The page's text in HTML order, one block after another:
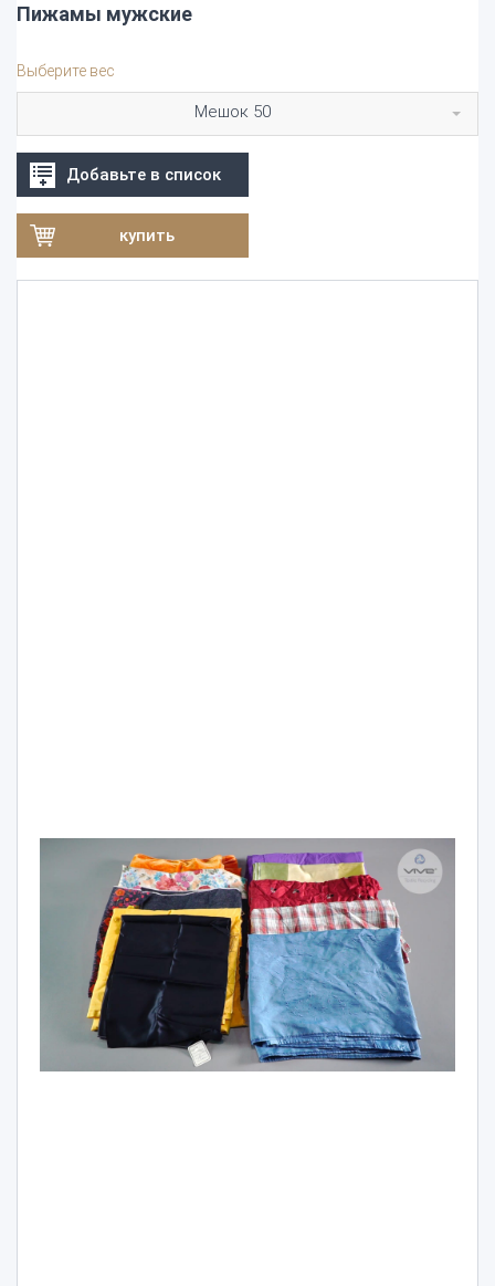
Пижамы мужские
Выберите вес
Мешок 50
Добавьте в список
купить